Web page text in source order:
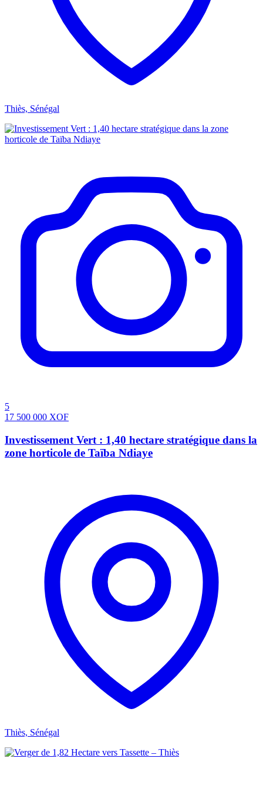
Thiès, Sénégal
5
17 500 000 XOF
Investissement Vert : 1,40 hectare stratégique dans la
zone horticole de Taïba Ndiaye
Thiès, Sénégal